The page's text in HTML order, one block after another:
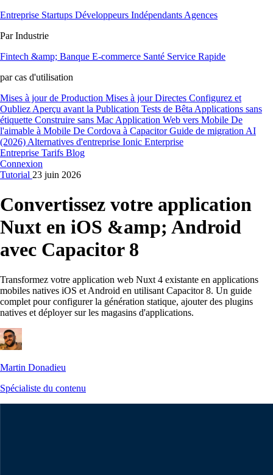
Entreprise Startups Développeurs Indépendants Agences
Par Industrie
Fintech &amp; Banque E-commerce Santé Service Rapide
par cas d'utilisation
Mises à jour de Production Mises à jour Directes Configurez et
Oubliez Aperçu avant la Publication Tests de Bêta Applications sans
étiquette Construire sans Mac Application Web vers Mobile De
l'aimable à Mobile De Cordova à CapacitorGuide de migration AI
(2026) Alternatives d'entreprise Ionic Enterprise
Entreprise Tarifs Blog
Connexion
Tutorial 23 juin 2026
Convertissez votre application
Nuxt en iOS &amp; Android
avec Capacitor 8
Transformez votre application web Nuxt 4 existante en applications
mobiles natives iOS et Android en utilisant Capacitor 8. Un guide
complet pour configurer la génération statique, ajouter des plugins
natives et déployer sur les magasins d'applications.
Martin Donadieu
Spécialiste du contenu